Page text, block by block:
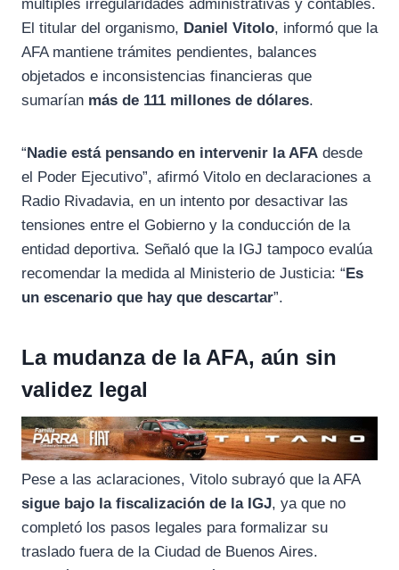
k
m
p
múltiples irregularidades administrativas y contables.
El titular del organismo, Daniel Vitolo, informó que la
AFA mantiene trámites pendientes, balances
objetados e inconsistencias financieras que
sumarían más de 111 millones de dólares.
“Nadie está pensando en intervenir la AFA desde
el Poder Ejecutivo”, afirmó Vitolo en declaraciones a
Radio Rivadavia, en un intento por desactivar las
tensiones entre el Gobierno y la conducción de la
entidad deportiva. Señaló que la IGJ tampoco evalúa
recomendar la medida al Ministerio de Justicia: “Es
un escenario que hay que descartar”.
La mudanza de la AFA, aún sin
validez legal
Pese a las aclaraciones, Vitolo subrayó que la AFA
sigue bajo la fiscalización de la IGJ, ya que no
completó los pasos legales para formalizar su
traslado fuera de la Ciudad de Buenos Aires.